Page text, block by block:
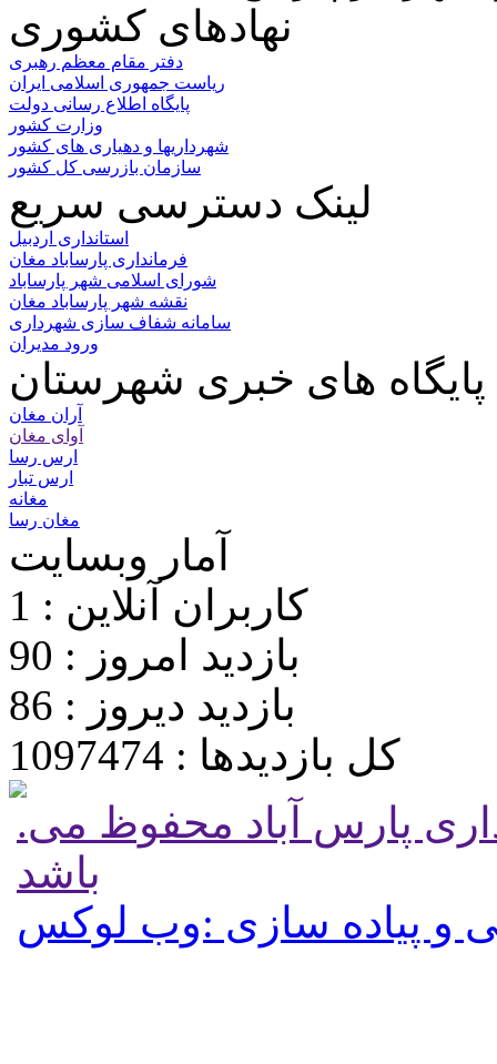
نهادهای کشوری
دفتر مقام معظم رهبری
ریاست جمهوری اسلامی ایران
پایگاه اطلاع رسانی دولت
وزارت کشور
شهرداریها و دهیاری های کشور
سازمان بازرسی کل کشور
لینک دسترسی سریع
استانداری اردبیل
فرمانداری پارساباد مغان
شورای اسلامی شهر پارساباد
نقشه شهر پارساباد مغان
سامانه شفاف سازی شهرداری
ورود مدیران
پایگاه های خبری شهرستان
آران مغان
آوای مغان
ارس رسا
ارس تبار
مغانه
مغان رسا
آمار وبسایت
کاربران آنلاین : 1
بازدید امروز : 90
بازدید دیروز : 86
کل بازدیدها : 1097474
.تمامی حقوق برای پایگاه شهرداری پارس آباد محفوظ می
باشد
و پیاده سازی :وب لوکس